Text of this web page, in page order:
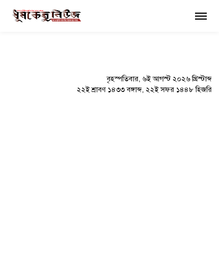
বৃহস্পতিবার, ৬ই আগস্ট ২০২৬ খ্রিস্টাব্দ
২২ই শ্রাবণ ১৪৩৩ বঙ্গাব্দ, ২২ই সফর ১৪৪৮ হিজরি
×